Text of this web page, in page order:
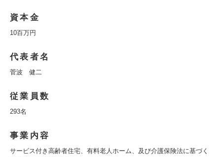
資本金
10百万円
代表者名
菅波 健二
従業員数
293名
事業内容
サービス付き高齢者住宅、有料老人ホーム、及び介護保険法に基づく